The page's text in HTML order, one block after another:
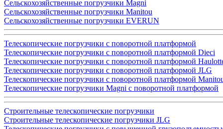
Сельскохозяйственные погрузчики Magni
Сельскохозяйственные погрузчики Manitou
Сельскохозяйственные погрузчики EVERUN
Телескопические погрузчики с поворотной платформой
Телескопические погрузчики с поворотной платформой Dieci
Телескопические погрузчики с поворотной платформой
Телескопические погрузчики с поворотной платформой JLG
Телескопические погрузчики с поворотной платформой
Телескопические погрузчики Magni с поворотной платформой
Строительные телескопические погрузчики
Строительные телескопические погрузчики JLG